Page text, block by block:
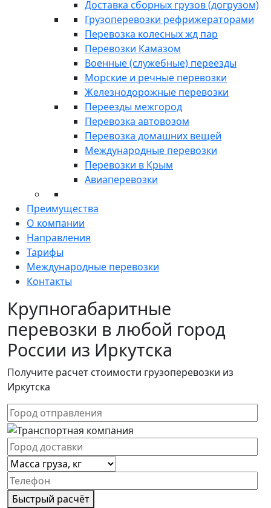
Доставка сборных грузов (догрузом)
Грузоперевозки рефрижераторами
Перевозка колесных жд пар
Перевозки Камазом
Военные (служебные) переезды
Морские и речные перевозки
Железнодорожные перевозки
Переезды межгород
Перевозка автовозом
Перевозка домашних вещей
Международные перевозки
Перевозки в Крым
Авиаперевозки
Преимущества
О компании
Направления
Тарифы
Международные перевозки
Контакты
Крупногабаритные
перевозки в любой город
России из Иркутска
Получите расчет стоимости грузоперевозки из
Иркутска
Быстрый расчёт